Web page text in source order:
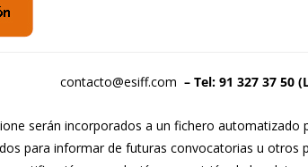
contacto@esiff.com – Tel: 91 327 37 50
serán incorporados a un fichero automatizado
para informar de futuras convocatorias u otros